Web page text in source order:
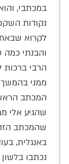
במכתבי,
נקודות
לקרוא
והבנתי כמה
הרבי ברכות
ממני
המכתב
שהגיע אלי
שהמכתב
באנגלית,
נכתבו